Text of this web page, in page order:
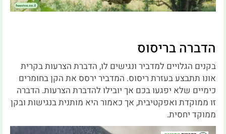
הדברה בריסוס
בקנים הגלויים למדביר ונגישים לו, הדברת הצרעות בקרית
אונו תתבצע בעזרת ריסוס. המדביר ירסס את הקן בחומרים
כימיים שלא יפגעו בכם אך יובילו להדברת הצרעות. הדברה
זו ממוקדת ואפקטיבית, אך כאמור היא מותנית בנגישות ובקן
ממוקד יחסית.